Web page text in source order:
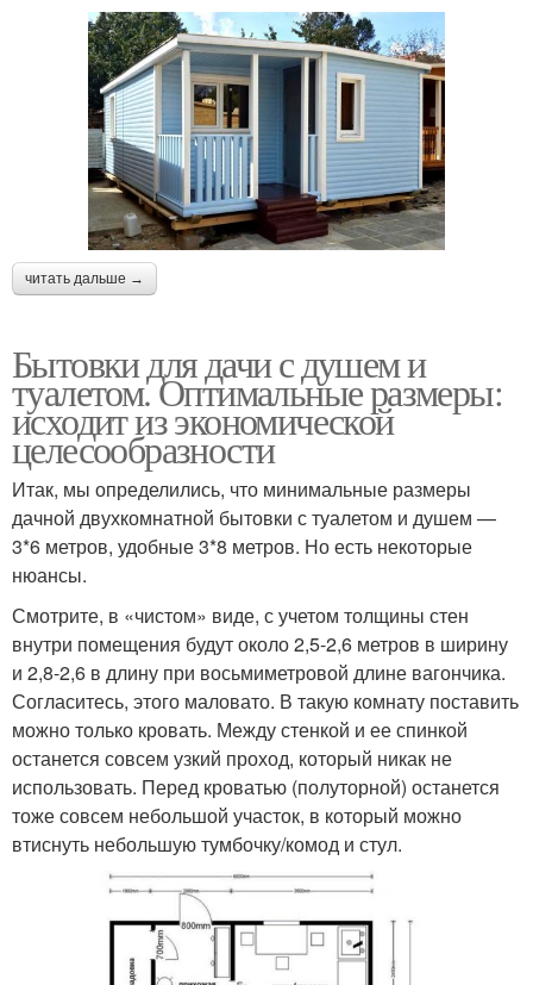
читать дальше →
Бытовки для дачи с душем и
туалетом. Оптимальные размеры:
исходит из экономической
целесообразности
Итак, мы определились, что минимальные размеры
дачной двухкомнатной бытовки с туалетом и душем —
3*6 метров, удобные 3*8 метров. Но есть некоторые
нюансы.
Смотрите, в «чистом» виде, с учетом толщины стен
внутри помещения будут около 2,5-2,6 метров в ширину
и 2,8-2,6 в длину при восьмиметровой длине вагончика.
Согласитесь, этого маловато. В такую комнату поставить
можно только кровать. Между стенкой и ее спинкой
останется совсем узкий проход, который никак не
использовать. Перед кроватью (полуторной) останется
тоже совсем небольшой участок, в который можно
втиснуть небольшую тумбочку/комод и стул.